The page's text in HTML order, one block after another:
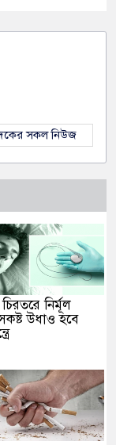
সকল নিউজ
নির্মূল
উধাও হবে